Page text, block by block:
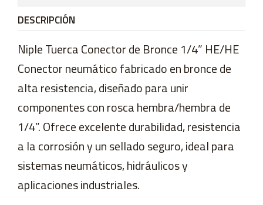
DESCRIPCIÓN
Niple Tuerca Conector de Bronce 1/4” HE/HE
Conector neumático fabricado en bronce de
alta resistencia, diseñado para unir
componentes con rosca hembra/hembra de
1/4”. Ofrece excelente durabilidad, resistencia
a la corrosión y un sellado seguro, ideal para
sistemas neumáticos, hidráulicos y
aplicaciones industriales.